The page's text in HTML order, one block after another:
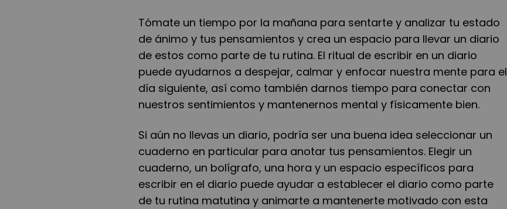
Tómate un tiempo por la mañana para sentarte y analizar tu estado
de ánimo y tus pensamientos y crea un espacio para llevar un diario
de estos como parte de tu rutina. El ritual de escribir en un diario
puede ayudarnos a despejar, calmar y enfocar nuestra mente para el
día siguiente, así como también darnos tiempo para conectar con
nuestros sentimientos y mantenernos mental y físicamente bien.
Si aún no llevas un diario, podría ser una buena idea seleccionar un
cuaderno en particular para anotar tus pensamientos. Elegir un
cuaderno, un bolígrafo, una hora y un espacio específicos para
escribir en el diario puede ayudar a establecer el diario como parte
de tu rutina matutina y animarte a mantenerte motivado con esta